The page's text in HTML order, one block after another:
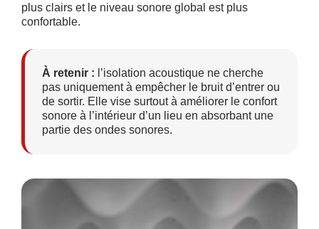
plus clairs et le niveau sonore global est plus
confortable.
À retenir : l’isolation acoustique ne cherche
pas uniquement à empêcher le bruit d’entrer ou
de sortir. Elle vise surtout à améliorer le confort
sonore à l’intérieur d’un lieu en absorbant une
partie des ondes sonores.